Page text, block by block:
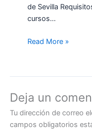
de Sevilla
cursos…
Read More »
Deja un
Tu dirección de correo
campos obligatorios